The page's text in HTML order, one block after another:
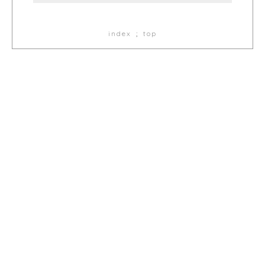
index ; top